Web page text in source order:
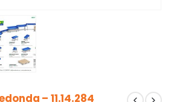
– 11.14.284